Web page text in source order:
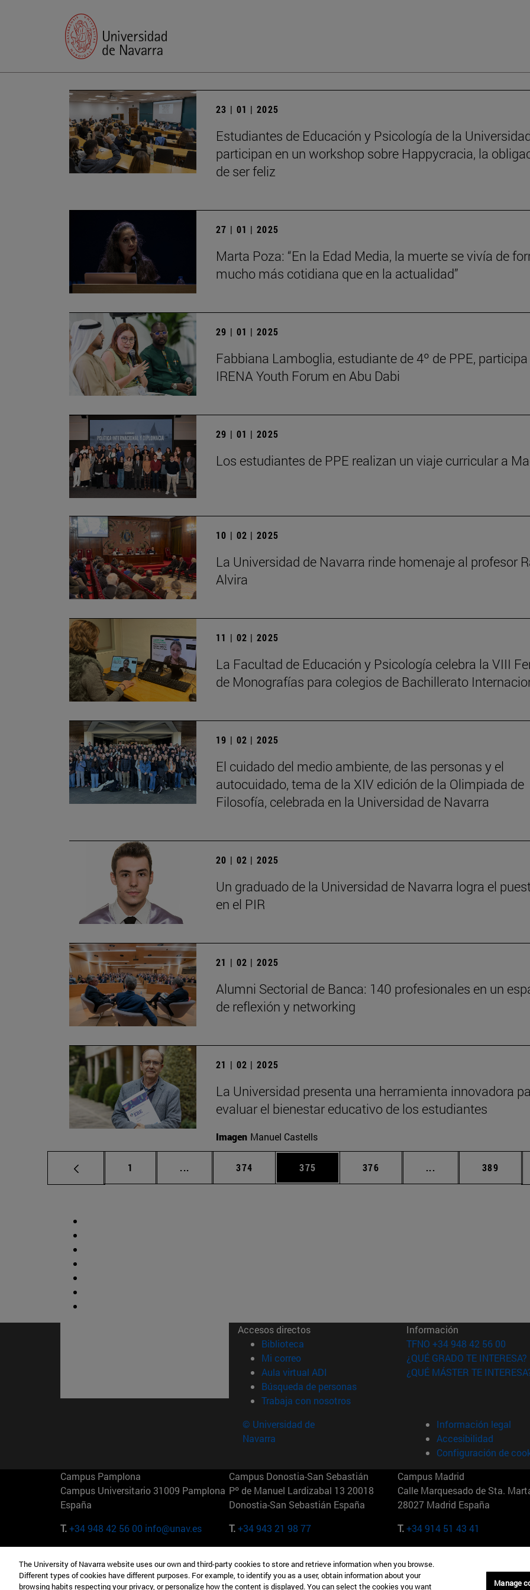
23 | 01 | 2025
Estudiantes de Educación y Psicología de la
participan en un workshop sobre Happycracia, la
de ser feliz
27 | 01 | 2025
Marta Poza: “En la Edad Media, la muerte se vivía de
mucho más cotidiana que en la actualidad”
29 | 01 | 2025
Fabbiana Lamboglia, estudiante de 4º de PPE, participa
IRENA Youth Forum en Abu Dabi
29 | 01 | 2025
Los estudiantes de PPE realizan un viaje curricular a
10 | 02 | 2025
La Universidad de Navarra rinde homenaje al profesor
Alvira
11 | 02 | 2025
La Facultad de Educación y Psicología celebra la VIII
de Monografías para colegios de Bachillerato
19 | 02 | 2025
El cuidado del medio ambiente, de las personas y el
autocuidado, tema de la XIV edición de la Olimpiada de
Filosofía, celebrada en la Universidad de Navarra
20 | 02 | 2025
Un graduado de la Universidad de Navarra logra el
en el PIR
21 | 02 | 2025
Alumni Sectorial de Banca: 140 profesionales en un
de reflexión y networking
21 | 02 | 2025
La Universidad presenta una herramienta innovadora
evaluar el bienestar educativo de los estudiantes
Imagen Manuel Castells
Página
1 ... Páginas intermedias Use TAB para desplazarse.
Página
374 Página
375 Página
376 ... Páginas intermedias
Página
389
Accesos directos
Biblioteca (abre en nueva ventana)
Mi correo(abre en nueva ventana)
Aula virtual ADI (abre en nueva ventana)
Búsqueda de personas(abre en nueva ventana)
Trabaja con nosotros(abre en nueva ventana)
Información
TFNO +34 948 42 56 00
¿QUÉ GRADO TE INTERESA?
¿QUÉ MÁSTER TE
© Universidad de
Navarra
Información legal
Accesibilidad
Configuración de
Campus Pamplona
Campus Universitario 31009 Pamplona
España
T.+34 948 42 56 00 info@unav.es
Campus Donostia-San Sebastián
Pº de Manuel Lardizabal 13 20018
Donostia-San Sebastián España
T.+34 943 21 98 77
Campus Madrid
Calle Marquesado de Sta.
28027 Madrid España
T.+34 914 51 43 41
Camino del Cerro Águila 3 28023
Madrid España
165 W 57th St 10019-2201 Nueva York
EE.UU
Maria-Theresia-Straße 15 81675
Múnich Alemania
The University of Navarra website uses our own and third-party cookies to store and retrieve information when you browse.
Different types of cookies have different purposes. For example, to identify you as a user, obtain information about your
browsing habits respecting your privacy, or personalize how the content is displayed. You can select the cookies you want
Manage